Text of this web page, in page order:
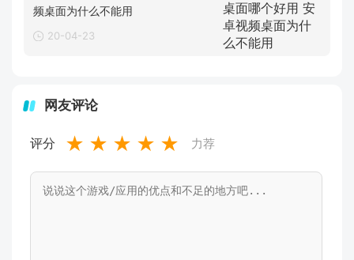
频桌面为什么不能用
20-04-23
网友评论
评分 ★ ★ ★ ★ ★ 力荐